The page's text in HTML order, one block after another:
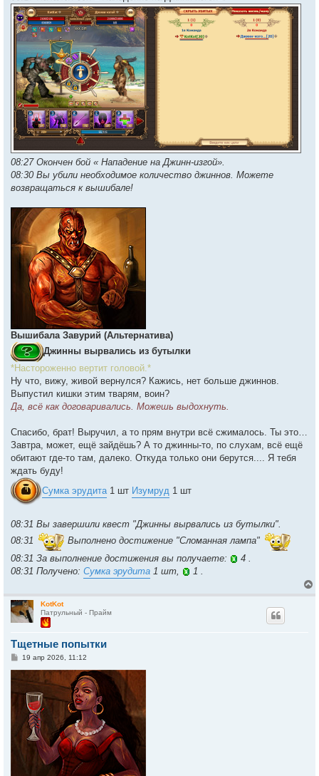
08:27 Окончен бой « Нападение на Джинн-изгой».
08:30 Вы убили необходимое количество джиннов. Можете
возвращаться к вышибале!
Вышибала Завурий (Альтернатива)
Джинны вырвались из бутылки
*Настороженно вертит головой.*
Ну что, вижу, живой вернулся? Кажись, нет больше джиннов.
Выпустил кишки этим тварям, воин?
Да, всё как договаривались. Можешь выдохнуть.
Спасибо, брат! Выручил, а то прям внутри всё сжималось. Ты это…
Завтра, может, ещё зайдёшь? А то джинны-то, по слухам, всё ещё
обитают где-то там, далеко. Откуда только они берутся.... Я тебя
ждать буду!
Сумка эрудита 1 шт Изумруд 1 шт
08:31 Вы завершили квест "Джинны вырвались из бутылки".
08:31
Выполнено достижение "Сломанная лампа"
08:31 За выполнение достижения вы получаете:
4 .
08:31 Получено: Сумка эрудита 1 шт, 1 .
KotKot
Патрульный - Прайм
Тщетные попытки
С
о
б
е
19 апр 2026, 11:12